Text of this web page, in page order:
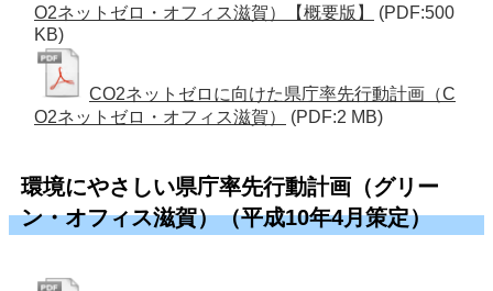
O2ネットゼロ・オフィス滋賀）【概要版】
(PDF:500
KB)
CO2ネットゼロに向けた県庁率先行動計画（C
O2ネットゼロ・オフィス滋賀）
(PDF:2 MB)
環境にやさしい県庁率先行動計画（グリー
ン・オフィス滋賀）（平成10年4月策定）